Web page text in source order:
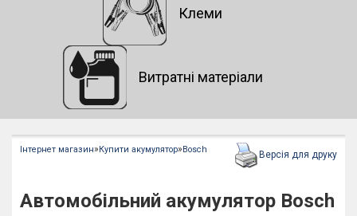
Клеми
Витратні матеріали
Інтернет магазин»Купити акумулятор»Bosch Версія для друку
Автомобільний акумулятор Bosch